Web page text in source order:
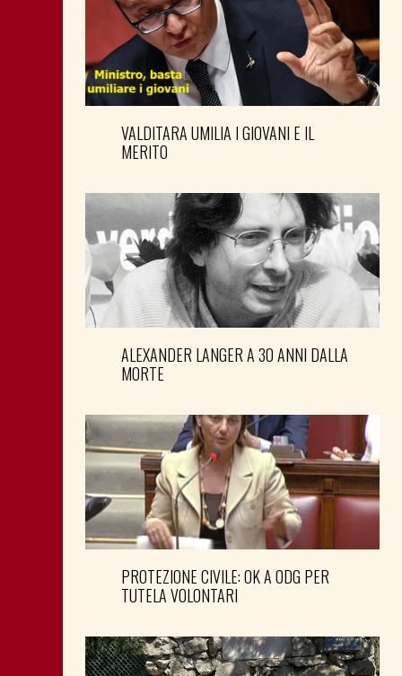
VALDITARA UMILIA I GIOVANI E IL
MERITO
ALEXANDER LANGER A 30 ANNI DALLA
MORTE
PROTEZIONE CIVILE: OK A ODG PER
TUTELA VOLONTARI